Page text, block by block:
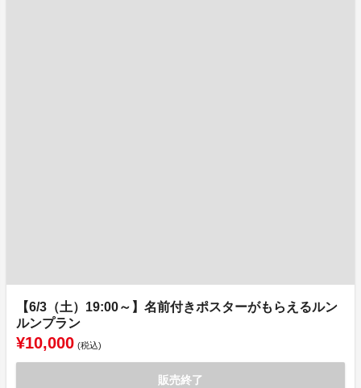
【6/3（土）19:00～】名前付きポスターがもらえるルン
ルンプラン
¥10,000 (税込)
販売終了